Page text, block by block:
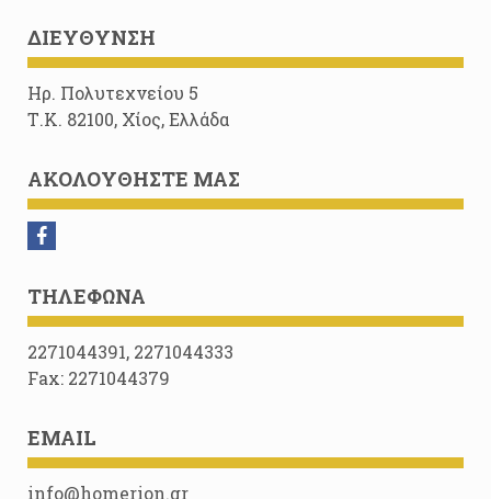
ΔΙΕΎΘΥΝΣΗ
Ηρ. Πολυτεχνείου 5
Τ.Κ. 82100, Χίος, Ελλάδα
ΑΚΟΛΟΥΘΉΣΤΕ ΜΑΣ
ΤΗΛΈΦΩΝΑ
2271044391, 2271044333
Fax: 2271044379
EMAIL
info@homerion.gr